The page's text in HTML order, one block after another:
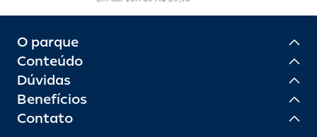
O parque
Conteúdo
Dúvidas
Benefícios
Contato